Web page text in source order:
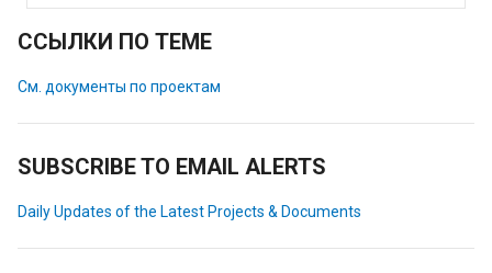
ССЫЛКИ ПО ТЕМЕ
См. документы по проектам
SUBSCRIBE TO EMAIL ALERTS
Daily Updates of the Latest Projects & Documents